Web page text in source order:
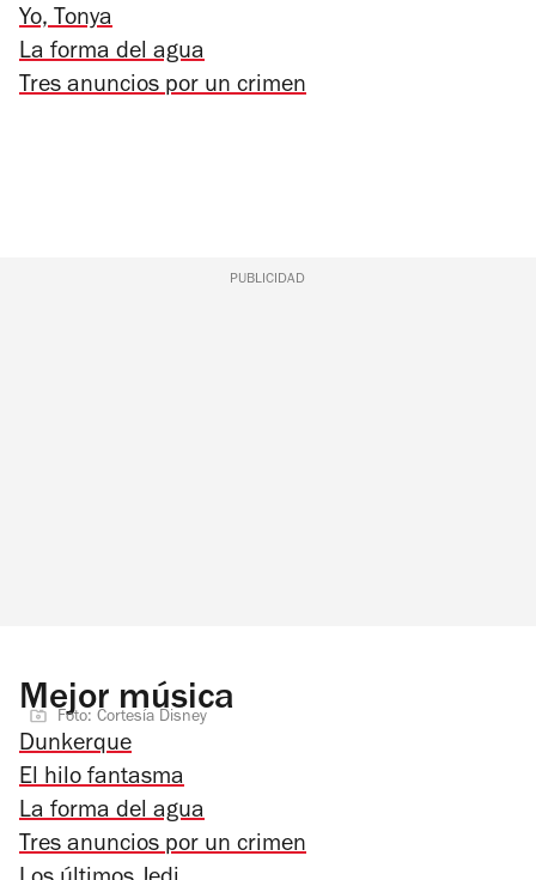
Yo, Tonya
La forma del agua
Tres anuncios por un crimen
PUBLICIDAD
Mejor música
Foto: Cortesía Disney
Dunkerque
El hilo fantasma
La forma del agua
Tres anuncios por un crimen